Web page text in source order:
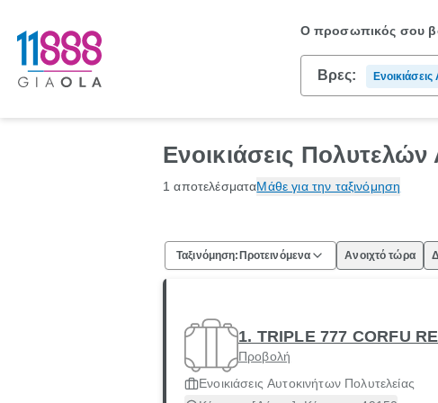
Ο προσωπικός σου
Βρες:
Πολυτελείας
Ενοικιάσεις
1 αποτελέσματαΜάθε για την ταξινόμηση
Ταξινόμηση: Προτεινόμενα Ανοιχτό τώρα
1. TRIPLE 777 CORFU
Προβολή
Ενοικιάσεις Αυτοκινήτων Πολυτελείας